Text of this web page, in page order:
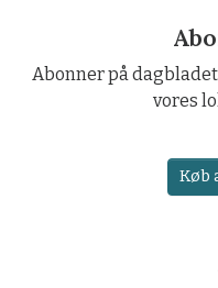
Abonner på
vores
Køb